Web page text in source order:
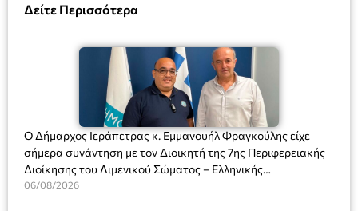
Δείτε Περισσότερα
Ο Δήμαρχος Ιεράπετρας κ. Εμμανουήλ Φραγκούλης είχε
σήμερα συνάντηση με τον Διοικητή της 7ης Περιφερειακής
Διοίκησης του Λιμενικού Σώματος – Ελληνικής
Ακτοφυλακής (Λ.Σ.-ΕΛ.ΑΚΤ.), Αρχιπλοίαρχο Λ.Σ. κ. Ιωάννη
06/08/2026